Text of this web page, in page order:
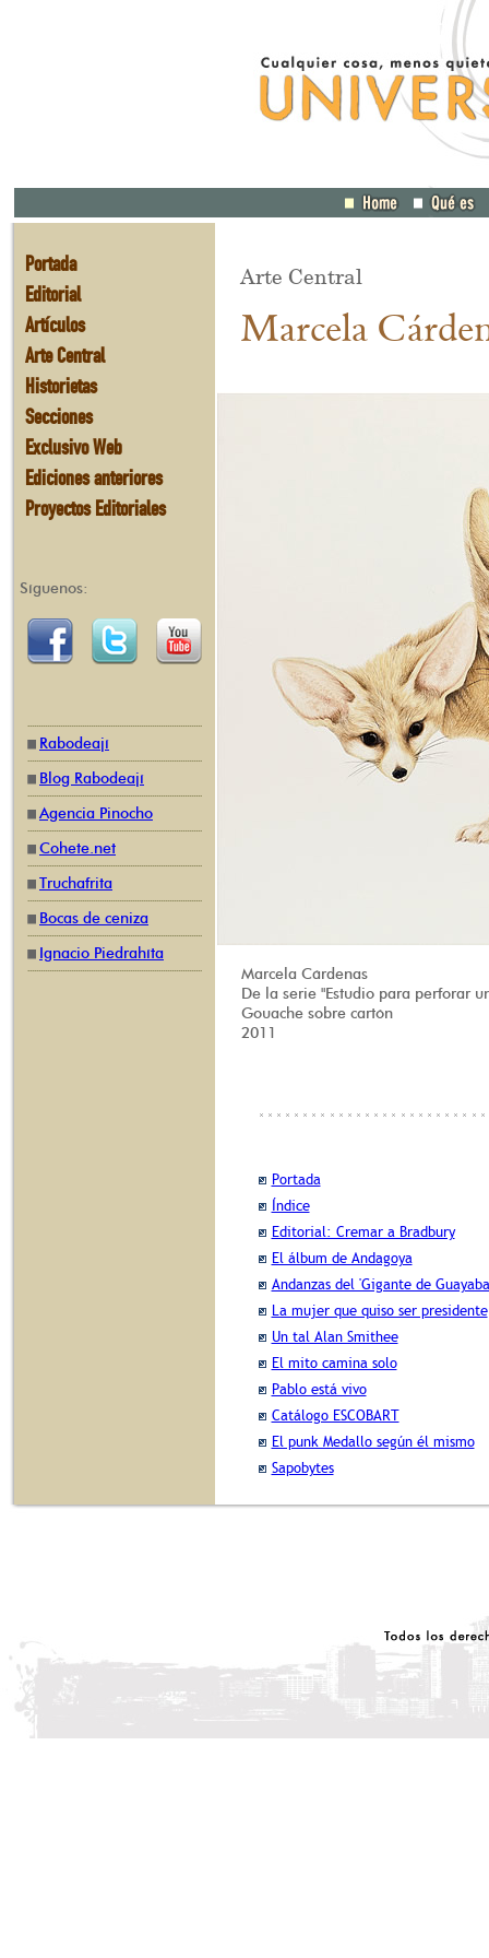
Portada
Editorial
Artículos
Arte Central
Historietas
Secciones
Exclusivo Web
Ediciones anteriores
Proyectos Editoriales
Síguenos:
Rabodeají
Blog Rabodeají
Agencia Pinocho
Cohete.net
Truchafrita
Bocas de ceniza
Ignacio Piedrahíta
Arte Central
Marcela
Marcela Cárdenas
De la serie "Estudio para perforar
Gouache sobre cartón
2011
Portada
Índice
Editorial: Cremar a Bradbury
El álbum de Andagoya
Andanzas del 'Gigante de
La mujer que quiso ser presidente
Un tal Alan Smithee
El mito camina solo
Pablo está vivo
Catálogo ESCOBART
El punk Medallo según él mismo
Sapobytes